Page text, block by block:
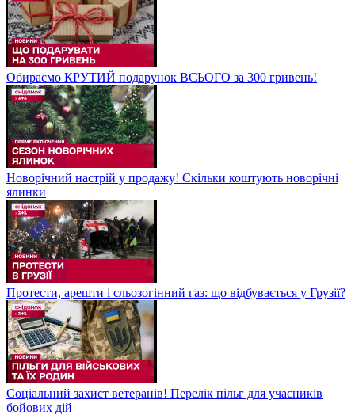
Обираємо КРУТИЙ подарунок ВСЬОГО за 300 гривень!
Новорічний настрій у продажу! Скільки коштують новорічні
ялинки
Протести, арешти і сльозогінний газ: що відбувається у Грузії?
Соціальний захист ветеранів! Перелік пільг для учасників
бойових дій